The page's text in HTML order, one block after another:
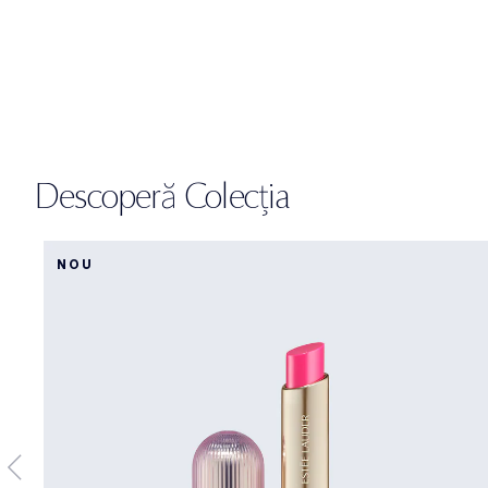
Descoperă Colecția
NOU